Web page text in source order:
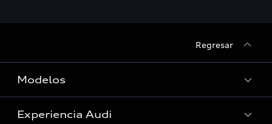
Regresar
Modelos
Ver Modelos
Experiencia Audi